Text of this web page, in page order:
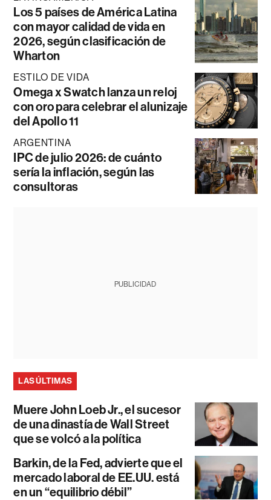
Los 5 países de América Latina
con mayor calidad de vida en
2026, según clasificación de
Wharton
ESTILO DE VIDA
Omega x Swatch lanza un reloj
con oro para celebrar el alunizaje
del Apollo 11
ARGENTINA
IPC de julio 2026: de cuánto
sería la inflación, según las
consultoras
PUBLICIDAD
LAS ÚLTIMAS
Muere John Loeb Jr., el sucesor
de una dinastía de Wall Street
que se volcó a la política
Barkin, de la Fed, advierte que el
mercado laboral de EE.UU. está
en un “equilibrio débil”